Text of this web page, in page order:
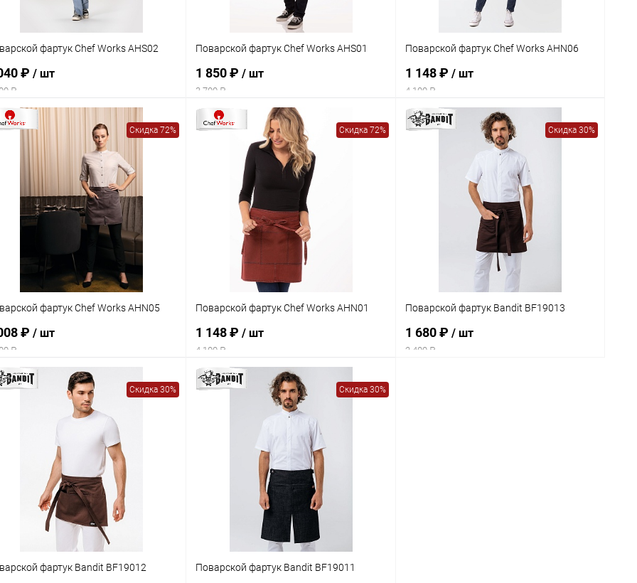
фартук Chef Works AHS02
₽ / шт
₽
Поварской фартук Chef Works AHS01
1 850 ₽/ шт
3 700 ₽
Поварской фартук Chef Works AHN06
1 148 ₽ / шт
4 100 ₽
Скидка 72%
фартук Chef Works AHN05
₽ / шт
₽
Скидка 72%
Поварской фартук Chef Works AHN01
1 148 ₽/ шт
4 100 ₽
Скидка 30%
Поварской фартук Bandit BF19013
1 680 ₽ / шт
2 400 ₽
Скидка 30%
фартук Bandit BF19012
Скидка 30%
Поварской фартук Bandit BF19011